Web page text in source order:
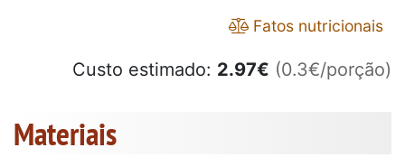
Fatos nutricionais
Custo estimado: 2.97€ (0.3€/porção)
Materiais